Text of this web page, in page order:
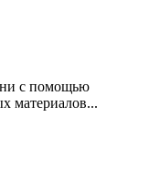
с помощью
материалов...